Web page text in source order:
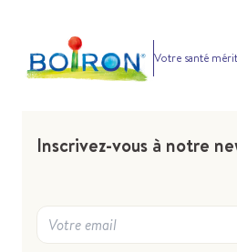
Votre santé
Inscrivez-vous à notre